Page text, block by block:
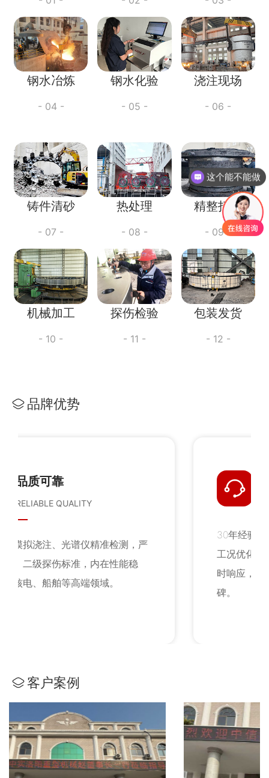
钢水冶炼
- 04 -
钢水化验
- 05 -
浇注现场
- 06 -
包装发货
- 12 -
探伤检验
- 11 -
机械加工
- 10 -
精整打磨
- 09 -
热处理
- 08 -
铸件清砂
- 07 -
品牌优势
30年经验团队提供安装指导、缺陷修复及
工况优化服务，建立客户质量档案，24小
时响应，合作超百家全球名企验证服务口
客户案例
这个能不能做